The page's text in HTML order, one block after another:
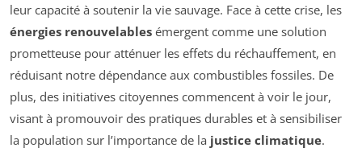
leur capacité à soutenir la vie sauvage. Face à cette crise, les
énergies renouvelables émergent comme une solution
prometteuse pour atténuer les effets du réchauffement, en
réduisant notre dépendance aux combustibles fossiles. De
plus, des initiatives citoyennes commencent à voir le jour,
visant à promouvoir des pratiques durables et à sensibiliser
la population sur l’importance de la justice climatique.